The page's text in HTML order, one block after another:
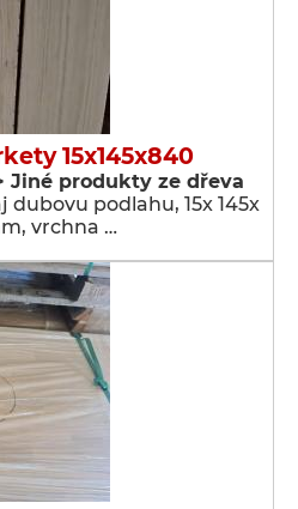
15x145x840
Jiné produkty ze dřeva
podlahu, 15x 145x
vrchna …